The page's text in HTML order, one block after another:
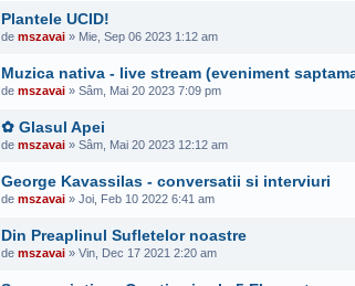
Plantele UCID!
de mszavai » Mie, Sep 06 2023 1:12 am
Muzica nativa - live stream (eveniment
de mszavai » Sâm, Mai 20 2023 7:09 pm
✿ Glasul Apei
de mszavai » Sâm, Mai 20 2023 12:12 am
George Kavassilas - conversatii si interviuri
de mszavai » Joi, Feb 10 2022 6:41 am
Din Preaplinul Sufletelor noastre
de mszavai » Vin, Dec 17 2021 2:20 am